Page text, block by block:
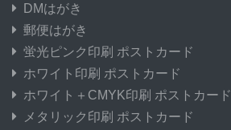
DMはがき
郵便はがき
蛍光ピンク印刷 ポストカード
ホワイト印刷 ポストカード
ホワイト＋CMYK印刷 ポストカード
メタリック印刷 ポストカード